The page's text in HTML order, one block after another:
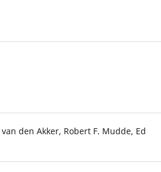
den Akker, Robert F. Mudde, Ed